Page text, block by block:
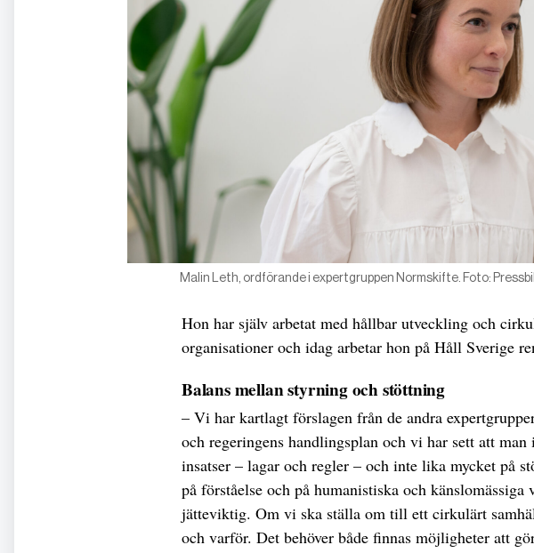
Malin Leth, ordförande i expertgruppen Normskifte. Foto:
Hon har själv arbetat med hållbar utveckling och
organisationer och idag arbetar hon på Håll Sverige
Balans mellan styrning och stöttning
– Vi har kartlagt förslagen från de andra
och regeringens handlingsplan och vi har sett att
insatser – lagar och regler – och inte lika mycket på
på förståelse och på humanistiska och känslomässiga
jätteviktig. Om vi ska ställa om till ett cirkulärt
och varför. Det behöver både finnas möjligheter att